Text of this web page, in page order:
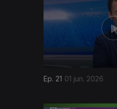
Ep. 21 01 jun. 2026